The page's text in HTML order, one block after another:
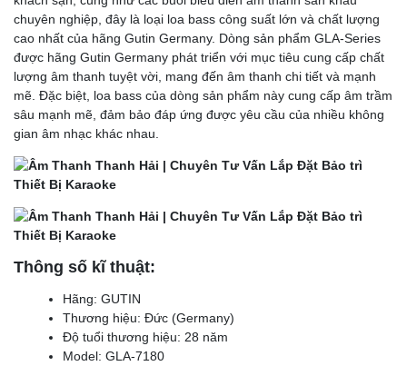
chuyên nghiệp, đây là loại loa bass công suất lớn và chất lượng
cao nhất của hãng Gutin Germany. Dòng sản phẩm GLA-Series
được hãng Gutin Germany phát triển với mục tiêu cung cấp chất
lượng âm thanh tuyệt vời, mang đến âm thanh chi tiết và mạnh
mẽ. Đặc biệt, loa bass của dòng sản phẩm này cung cấp âm trầm
sâu mạnh mẽ, đảm bảo đáp ứng được yêu cầu của nhiều không
gian âm nhạc khác nhau.
Thông số kĩ thuật:
Hãng: GUTIN
Thương hiệu: Đức (Germany)
Độ tuổi thương hiệu: 28 năm
Model: GLA-7180